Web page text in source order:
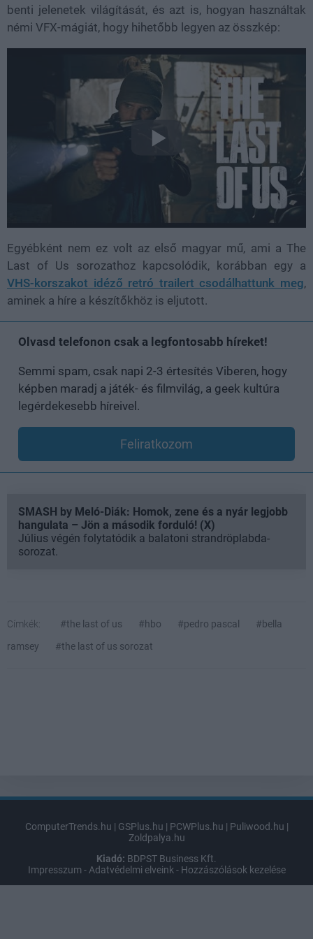
benti jelenetek világítását, és azt is, hogyan használtak
némi VFX-mágiát, hogy hihetőbb legyen az összkép:
Egyébként nem ez volt az első magyar mű, ami a The
Last of Us sorozathoz kapcsolódik, korábban egy a
VHS-korszakot idéző retró trailert csodálhattunk meg,
aminek a híre a készítőkhöz is eljutott.
Olvasd telefonon csak a legfontosabb híreket!
Semmi spam, csak napi 2-3 értesítés Viberen, hogy
képben maradj a játék- és filmvilág, a geek kultúra
legérdekesebb híreivel.
Feliratkozom
SMASH by Meló-Diák: Homok, zene és a nyár legjobb
hangulata – Jön a második forduló! (X)
Július végén folytatódik a balatoni strandröplabda-
sorozat.
Címkék: #the last of us #hbo #pedro pascal
#bella
ramsey
#the last of us sorozat
ComputerTrends.hu | GSPlus.hu | PCWPlus.hu | Puliwood.hu |
Zoldpalya.hu
Kiadó: BDPST Business Kft.
Impresszum - Adatvédelmi elveink - Hozzászólások kezelése